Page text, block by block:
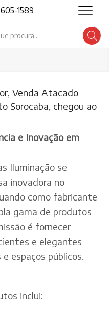
1589
Venda Atacado
Sorocaba, chegou ao
e Inovação em
Iluminação se
inovadora no
como fabricante
gama de produtos
é fornecer
e elegantes
espaços públicos.
inclui: